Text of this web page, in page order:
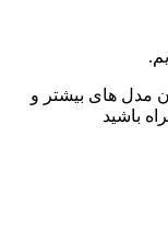
مدل های بیشتر و
باشید